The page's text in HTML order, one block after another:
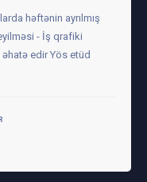
həftənin ayrılmış
- İş qrafiki
əhatə edir Yös etüd